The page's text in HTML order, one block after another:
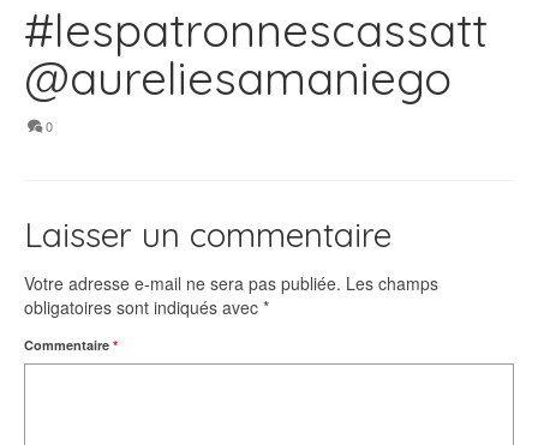
#lespatronnescassatt
@aureliesamaniego
0
Laisser un commentaire
Votre adresse e-mail ne sera pas publiée. Les champs
obligatoires sont indiqués avec *
Commentaire *